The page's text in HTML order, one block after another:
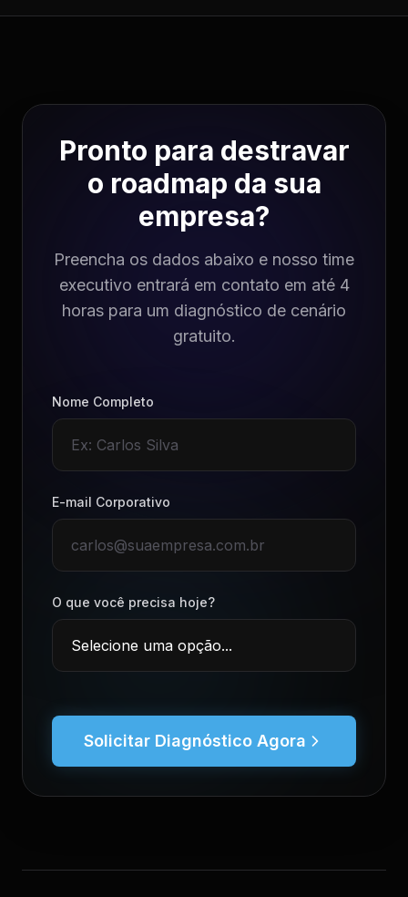
Pronto para destravar
o roadmap da sua
empresa?
Preencha os dados abaixo e nosso time
executivo entrará em contato em até 4
horas para um diagnóstico de cenário
gratuito.
Nome Completo
E-mail Corporativo
O que você precisa hoje?
Solicitar Diagnóstico Agora